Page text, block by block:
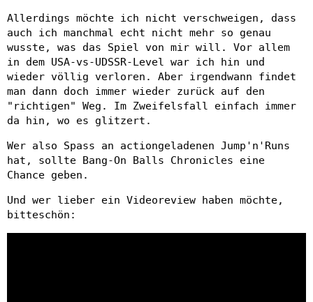
Allerdings möchte ich nicht verschweigen, dass
auch ich manchmal echt nicht mehr so genau
wusste, was das Spiel von mir will. Vor allem
in dem USA-vs-UDSSR-Level war ich hin und
wieder völlig verloren. Aber irgendwann findet
man dann doch immer wieder zurück auf den
"richtigen" Weg. Im Zweifelsfall einfach immer
da hin, wo es glitzert.
Wer also Spass an actiongeladenen Jump'n'Runs
hat, sollte Bang-On Balls Chronicles eine
Chance geben.
Und wer lieber ein Videoreview haben möchte,
bitteschön: